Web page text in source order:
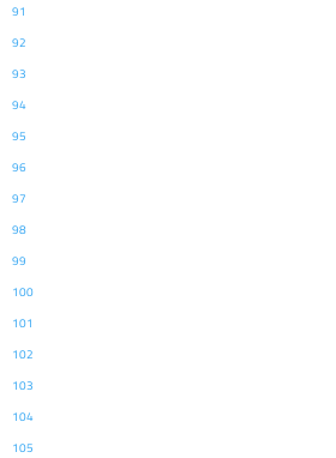
91
92
93
94
95
96
97
98
99
100
101
102
103
104
105